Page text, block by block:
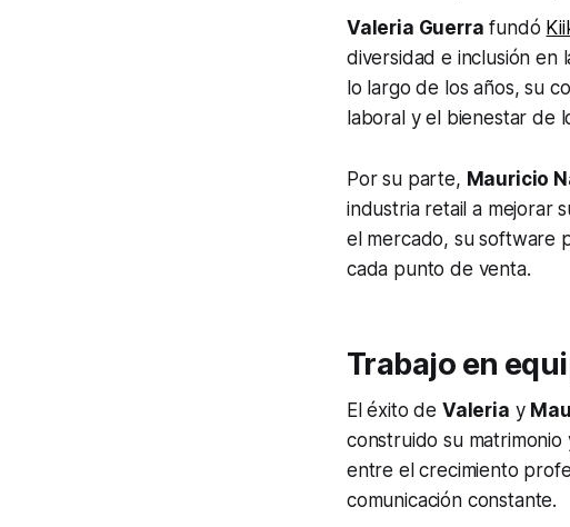
Valeria Guerra fundó
diversidad e inclusión en
lo largo de los años, su
laboral y el bienestar de
Por su parte, Mauricio
industria retail a mejorar
el mercado, su software
cada punto de venta.
Trabajo en
El éxito de Valeria y
construido su matrimonio
entre el crecimiento
comunicación constante.